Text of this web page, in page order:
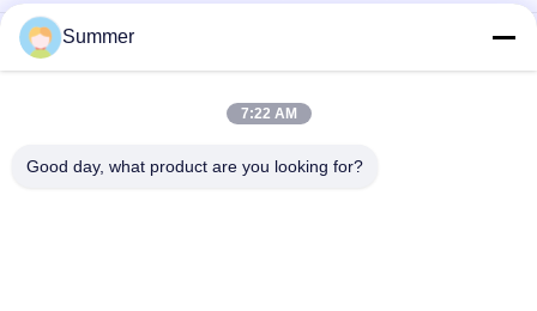
Pabrik Profil Aluminium Kustom Anodisasi Hitam Kepadatan
Tinggi 6063 Aluminium Ekstrusi Heat Sink
Profil Aluminium Industri Heatsink berbentuk Cnc Precision
Machining Aluminium High-power High-density Tooth Heat
Summer
7:22 AM
Good day, what product are you looking for?